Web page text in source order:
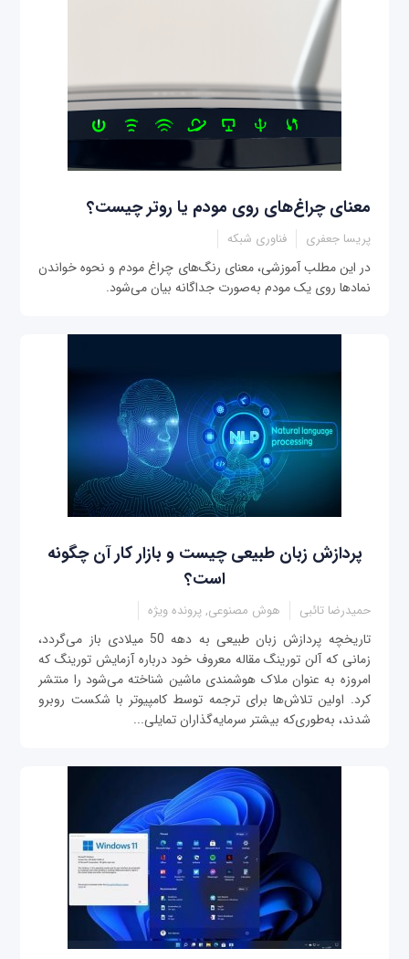
معنای چراغ‌های روی مودم یا روتر چیست؟
پریسا جعفری فناوری شبکه
در این مطلب آموزشی، معنای رنگ‌های چراغ مودم و نحوه خواندن
نمادها روی یک مودم به‌صورت جداگانه بیان می‌شود.
پردازش زبان‌ طبیعی چیست و بازار کار آن چگونه
است؟
حمیدرضا تائبی هوش مصنوعی, پرونده ویژه
تاریخچه پردازش زبان طبیعی به دهه 50 میلادی باز می‌گردد،
زمانی که آلن تورینگ مقاله معروف خود درباره آزمایش تورینگ که
امروزه به عنوان ملاک هوشمندی ماشین شناخته می‌شود را منتشر
کرد. اولین تلاش‌ها برای ترجمه توسط کامپیوتر با شکست روبرو
شدند، به‌طوری‌که بیشتر سرمایه‌گذاران تمایلی...